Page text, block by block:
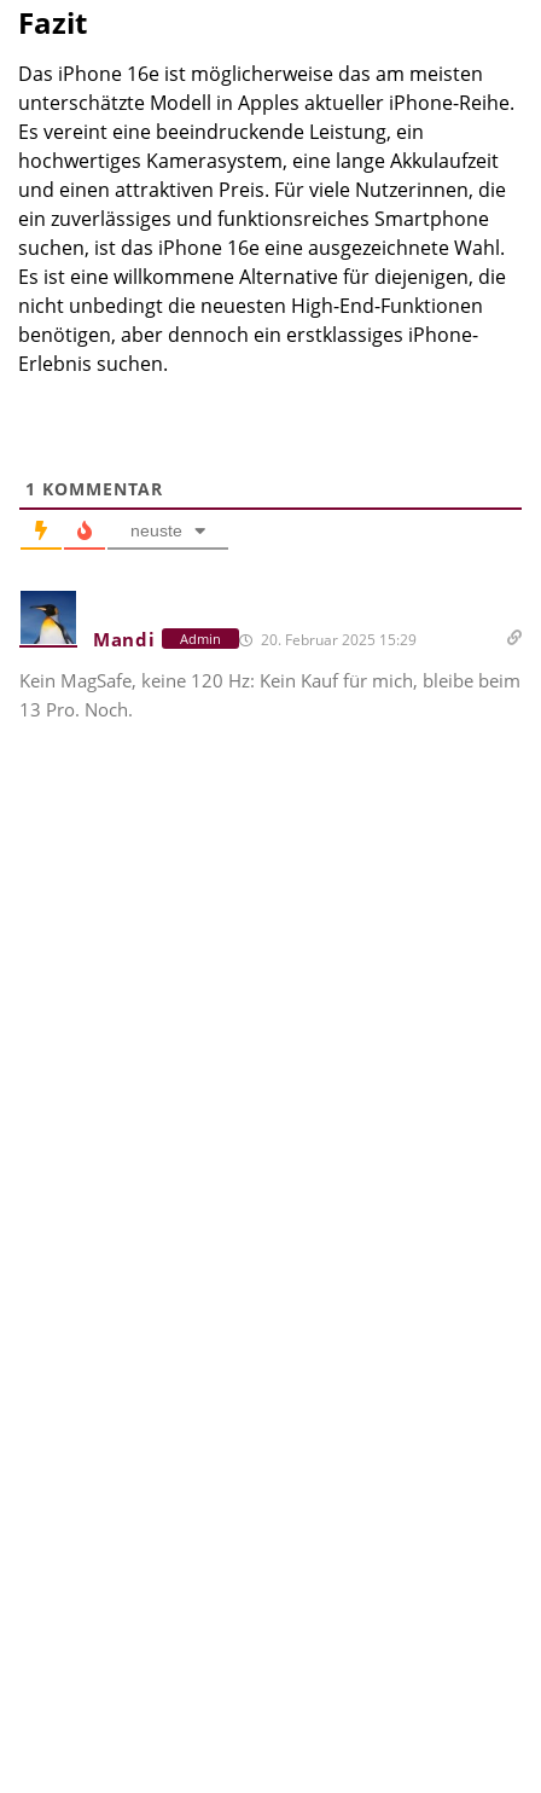
Fazit
Das iPhone 16e ist möglicherweise das am meisten
unterschätzte Modell in Apples aktueller iPhone-Reihe.
Es vereint eine beeindruckende Leistung, ein
hochwertiges Kamerasystem, eine lange Akkulaufzeit
und einen attraktiven Preis. Für viele Nutzerinnen, die
ein zuverlässiges und funktionsreiches Smartphone
suchen, ist das iPhone 16e eine ausgezeichnete Wahl.
Es ist eine willkommene Alternative für diejenigen, die
nicht unbedingt die neuesten High-End-Funktionen
benötigen, aber dennoch ein erstklassiges iPhone-
Erlebnis suchen.
1 KOMMENTAR
neuste
Mandi Admin 20. Februar 2025 15:29
Kein MagSafe, keine 120 Hz: Kein Kauf für mich, bleibe beim
13 Pro. Noch.